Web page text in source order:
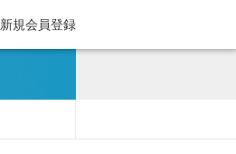
新規会員登録